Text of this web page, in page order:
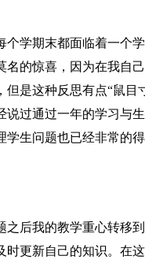
个学期末都面临着一个
名的惊喜，因为在我自
是这种反思有点“鼠
说过通过一年的学习与
学生问题也已经非常的
之后我的教学重心转移
时更新自己的知识。在